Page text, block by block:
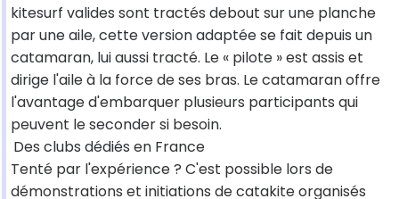
kitesurf valides sont tractés debout sur une planche
par une aile, cette version adaptée se fait depuis un
catamaran, lui aussi tracté. Le « pilote » est assis et
dirige l'aile à la force de ses bras. Le catamaran offre
l'avantage d'embarquer plusieurs participants qui
peuvent le seconder si besoin.
Des clubs dédiés en France
Tenté par l'expérience ? C'est possible lors de
démonstrations et initiations de catakite organisés